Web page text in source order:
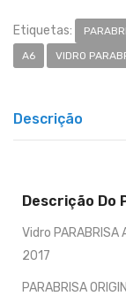
Etiquetas:
A6
VIDRO
Descrição
Descrição Do
Vidro
2017
PARABRISA